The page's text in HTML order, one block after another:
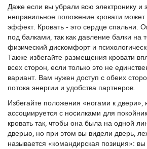
Даже если вы убрали всю электронику и
неправильное положение кровати может
эффект. Кровать - это сердце спальни.
под балками, так как давление балки на
физический дискомфорт и
Также избегайте размещения кровати
всех сторон, если только это не
вариант. Вам нужен доступ с обеих
потока энергии и удобства партнеров.
Избегайте положения «ногами к двери»,
ассоциируется с носилками для
кровать так, чтобы она была на одной
дверью, но при этом вы видели дверь,
называется «командирская позиция»: